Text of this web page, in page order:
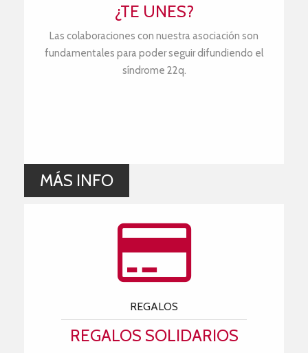
¿TE UNES?
Las colaboraciones con nuestra asociación son
fundamentales para poder seguir difundiendo el
síndrome 22q.
MÁS INFO
REGALOS
REGALOS SOLIDARIOS